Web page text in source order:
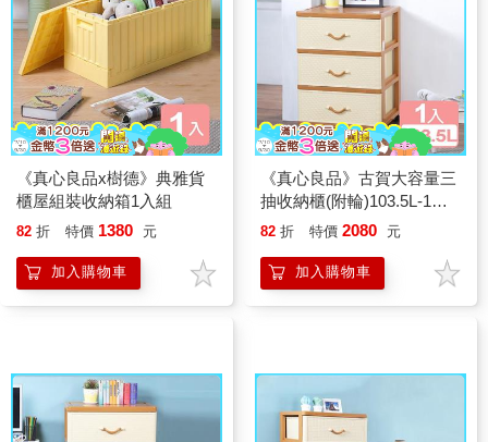
《真心良品x樹德》典雅貨
櫃屋組裝收納箱1入組
82 折 特價 1380 元
加入購物車
《真心良品》古賀大容量三
抽收納櫃(附輪)103.5L-1入
組
82 折 特價 2080 元
加入購物車